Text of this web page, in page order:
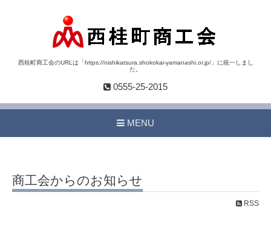
西桂町商工会のURLは「https://nishikatsura.shokokai-yamanashi.or.jp/」に統一しまし
た。
0555-25-2015
MENU
商工会からのお知らせ
RSS